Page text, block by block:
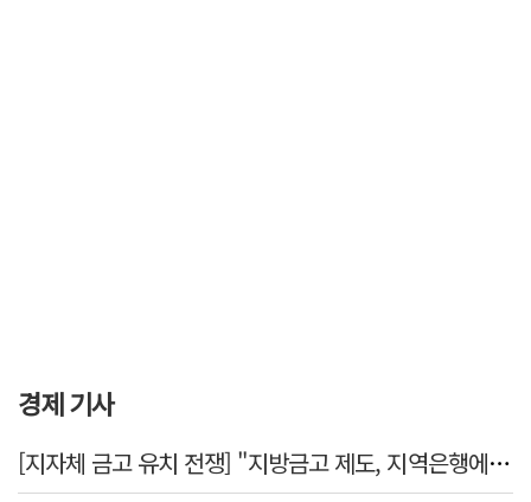
경제 기사
[지자체 금고 유치 전쟁] "지방금고 제도, 지역은행에 불리"